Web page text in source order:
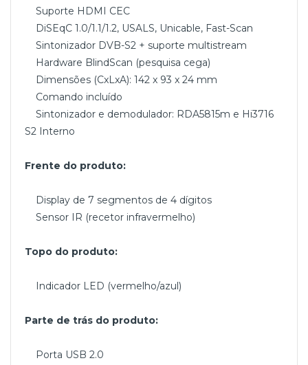
Suporte HDMI CEC
DiSEqC 1.0/1.1/1.2, USALS, Unicable, Fast-Scan
Sintonizador DVB-S2 + suporte multistream
Hardware BlindScan (pesquisa cega)
Dimensões (CxLxA): 142 x 93 x 24 mm
Comando incluído
Sintonizador e demodulador: RDA5815m e Hi3716
S2 Interno
Frente do produto:
Display de 7 segmentos de 4 dígitos
Sensor IR (recetor infravermelho)
Topo do produto:
Indicador LED (vermelho/azul)
Parte de trás do produto:
Porta USB 2.0